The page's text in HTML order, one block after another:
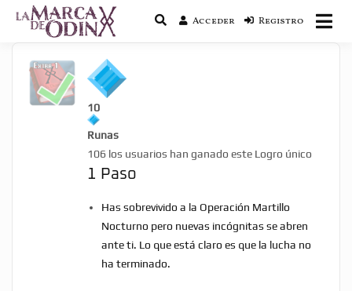
La Marca de Odín
La saga literaria transmedia que fusiona
actualidad con mitología nórdica y
Acceder Registro
10
Runas
106 los usuarios han ganado este Logro único
1 Paso
Has sobrevivido a la Operación Martillo
Nocturno pero nuevas incógnitas se abren
ante ti. Lo que está claro es que la lucha no
ha terminado.